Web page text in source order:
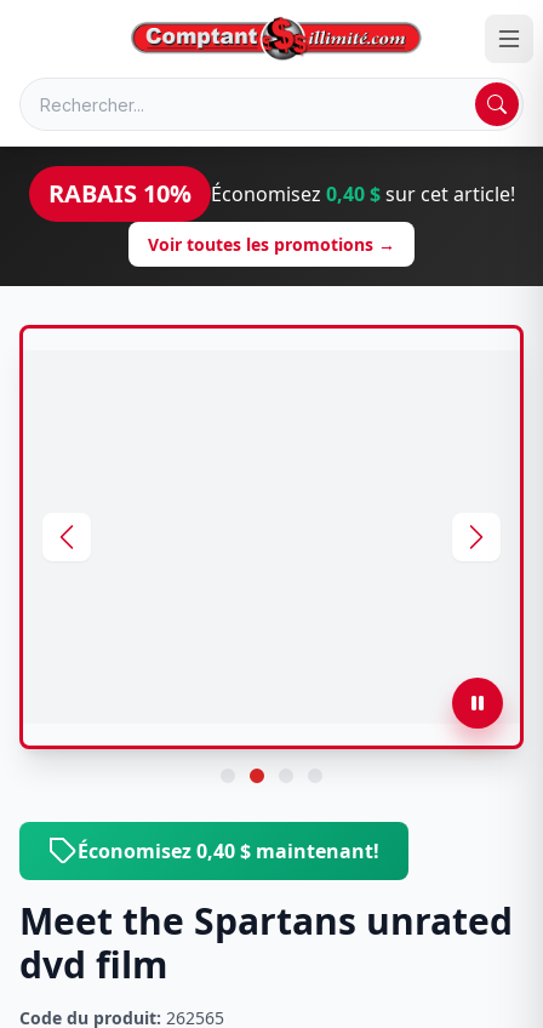
RABAIS 10% Économisez 0,40 $sur cet article!
Voir toutes les promotions →
Économisez 0,40 $ maintenant!
Meet the Spartans unrated
dvd film
Code du produit: 262565